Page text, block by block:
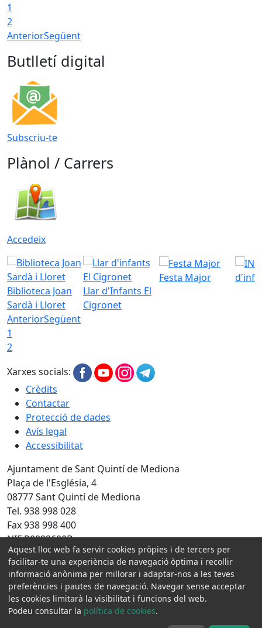
1
2
AnteriorSegüent
Butlletí digital
Subscriu-te
Plànol / Carrers
Accedeix
Biblioteca Joan
Sardà i Lloret
Llar d'Infants El
Cigronet
Festa Major
AnteriorSegüent
1
2
Xarxes socials:
Crèdits
Contactar
Protecció de dades
Avís legal
Accessibilitat
Ajuntament de Sant Quintí de Mediona
Plaça de l'Església, 4
08777 Sant Quintí de Mediona
Tel. 938 998 028
Fax 938 998 400
NIF P0823600B
Amb la col·laboració de:
Aquest lloc web fa servir cookies pròpies i de tercers per
facilitar-te una experiència de navegació òptima i recollir
informació anònima per millorar i adaptar-nos a les teves
preferències i pautes de navegació. Navegar sense acceptar
les cookies limitarà la visibilitat i funcions del web.
Podeu consultar la política de cookies.